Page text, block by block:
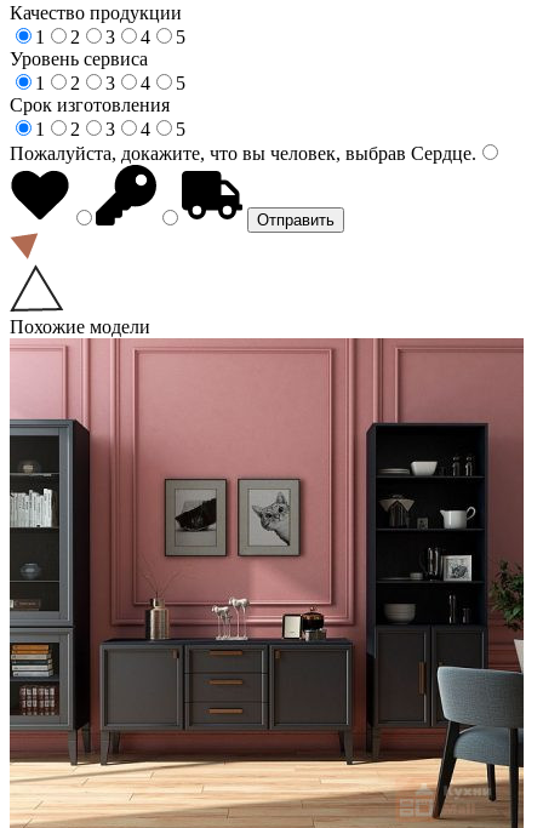
Качество продукции
1
2 3 4
5
Уровень сервиса
1
2 3 4
5
Срок изготовления
1
2 3 4
5
Пожалуйста, докажите, что вы человек, выбрав Сердце.
Похожие модели